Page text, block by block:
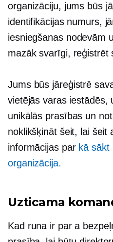
organizāciju, jums būs
identifikācijas numurs,
iesniegšanas nodevām
mazāk svarīgi, reģistrēt
Jums būs jāreģistrē
vietējās varas iestādēs,
unikālās prasības un
noklikšķināt šeit, lai šeit
informācijas par kā sākt
organizācija.
Uzticama
Kad runa ir par a